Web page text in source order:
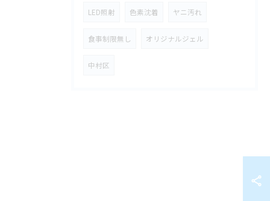
LED照射 色素沈着 ヤニ汚れ
食事制限無し オリジナルジェル
中村区